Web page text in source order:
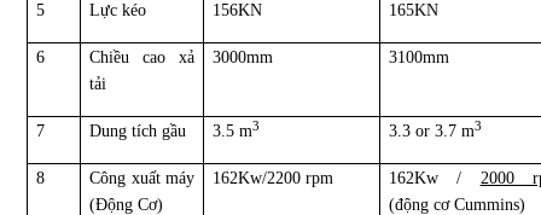
5 Lực kéo 156KN 165KN
6
Chiều cao xả
tải
3000mm 3100mm
7 Dung tích gầu 3.5m3 3.3 or 3.7m3
8
Công xuất máy
(Động Cơ)
162Kw/2200 rpm 162Kw / 2000
(động cơ Cummins)